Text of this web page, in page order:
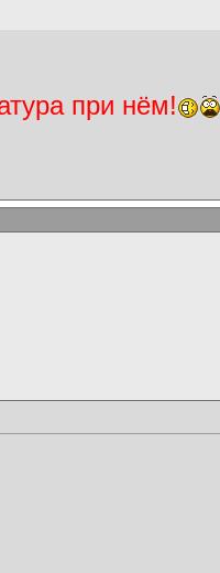
при нём!